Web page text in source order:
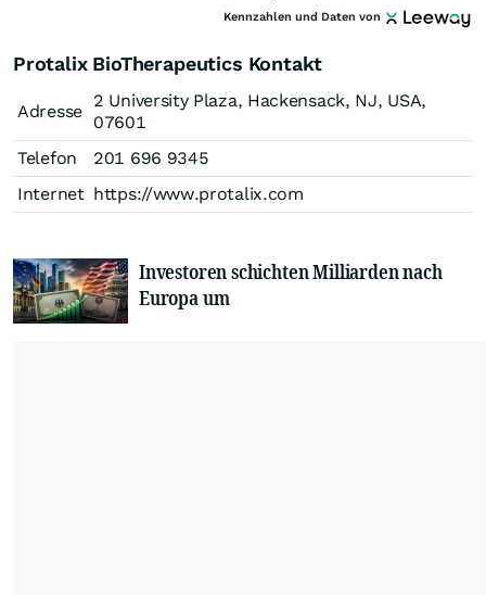
Kennzahlen und Daten von
Protalix BioTherapeutics Kontakt
Adresse
2 University Plaza, Hackensack, NJ, USA,
07601
Telefon
201 696 9345
Internet https://www.protalix.com
Investoren schichten Milliarden nach
Europa um